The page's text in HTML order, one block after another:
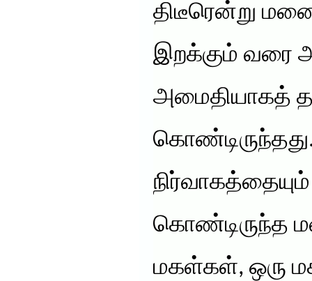
திடீரென்று
இறக்கும் வரை
அமைதியாகத்
கொண்டிருந்த
மகள்கள், ஒரு